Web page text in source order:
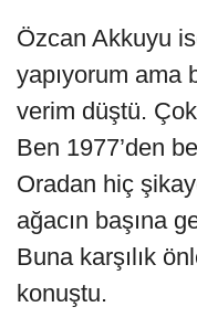
Özcan Akkuyu
yapıyorum ama
verim düştü.
Ben 1977’den
Oradan hiç
ağacın başına
Buna karşılık
konuştu.